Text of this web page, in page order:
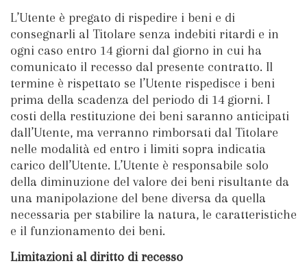
L’Utente è pregato di rispedire i beni e di
consegnarli al Titolare senza indebiti ritardi e in
ogni caso entro 14 giorni dal giorno in cui ha
comunicato il recesso dal presente contratto. Il
termine è rispettato se l’Utente rispedisce i beni
prima della scadenza del periodo di 14 giorni. I
costi della restituzione dei beni saranno anticipati
dall’Utente, ma verranno rimborsati dal Titolare
nelle modalità ed entro i limiti sopra indicatia
carico dell’Utente. L’Utente è responsabile solo
della diminuzione del valore dei beni risultante da
una manipolazione del bene diversa da quella
necessaria per stabilire la natura, le caratteristiche
e il funzionamento dei beni.
Limitazioni al diritto di recesso